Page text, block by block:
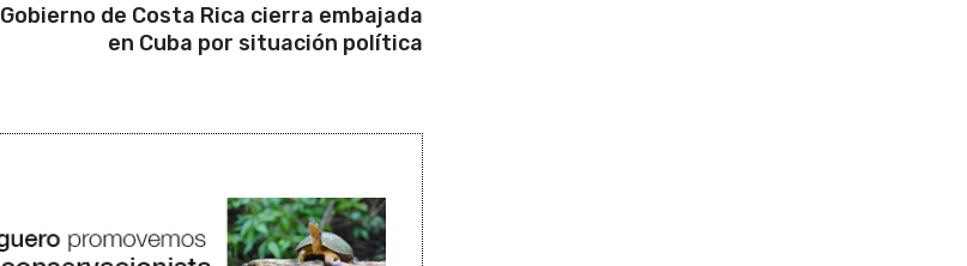
Gobierno de Costa Rica cierra embajada
en Cuba por situación política